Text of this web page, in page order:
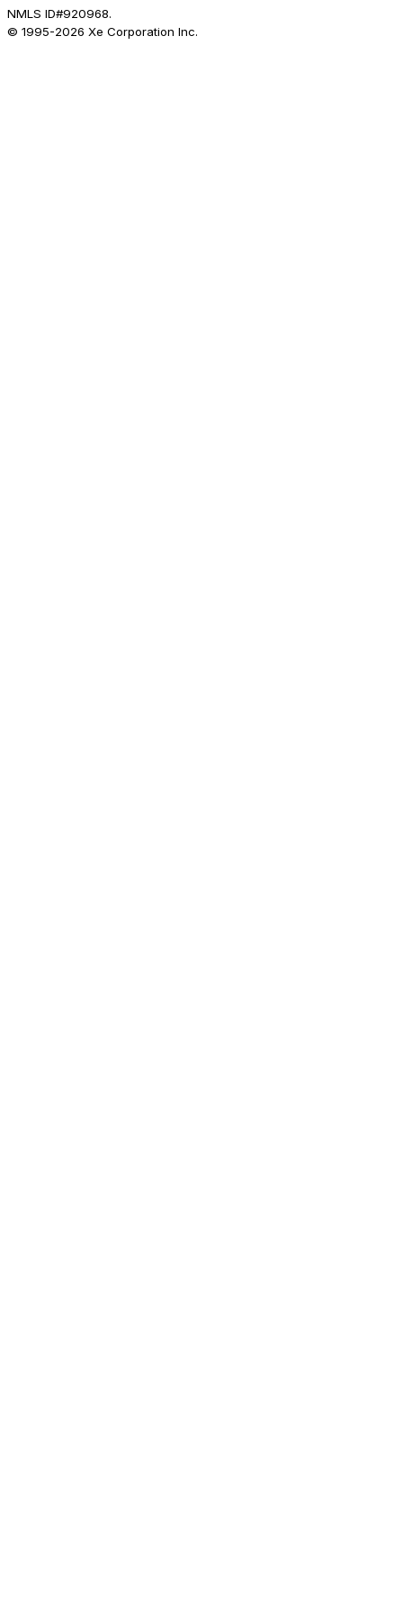
NMLS ID#920968.
© 1995-2026 Xe Corporation Inc.